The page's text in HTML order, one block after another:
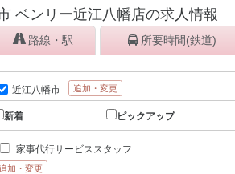
ベンリー近江八幡店の求人情報
路線・駅 所要時間(鉄道)
近江八幡市 追加・変更
新着 ピックアップ
家事代行サービススタッフ
加・変更